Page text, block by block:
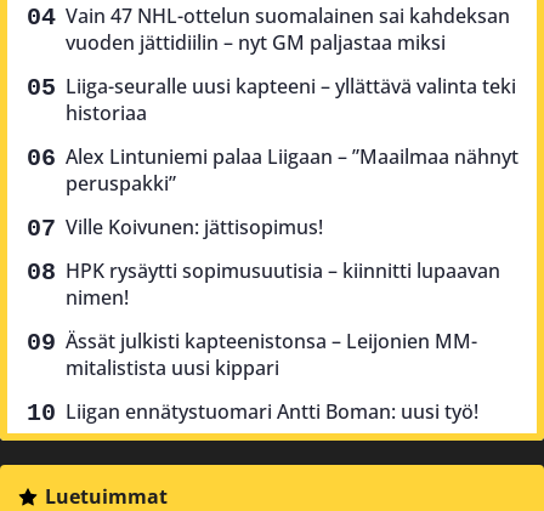
Vain 47 NHL-ottelun suomalainen sai kahdeksan
vuoden jättidiilin – nyt GM paljastaa miksi
Liiga-seuralle uusi kapteeni – yllättävä valinta teki
historiaa
Alex Lintuniemi palaa Liigaan – ”Maailmaa nähnyt
peruspakki”
Ville Koivunen: jättisopimus!
HPK rysäytti sopimusuutisia – kiinnitti lupaavan
nimen!
Ässät julkisti kapteenistonsa – Leijonien MM-
mitalistista uusi kippari
Liigan ennätystuomari Antti Boman: uusi työ!
Luetuimmat